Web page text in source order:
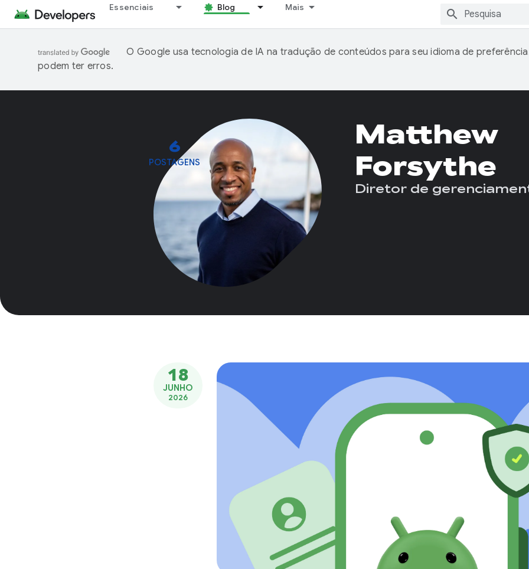
Essenciais Blog Mais
O Google usa tecnologia de IA na tradução de conteúdos para seu idioma de
podem ter erros.
6
POSTAGENS
Matthew
Forsythe
Diretor de
18
JUNHO
2026